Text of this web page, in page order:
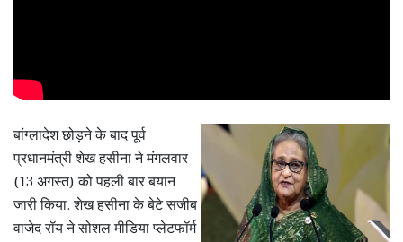
बांग्लादेश छोड़ने के बाद पूर्व
प्रधानमंत्री शेख हसीना ने मंगलवार
(13 अगस्त) को पहली बार बयान
जारी किया. शेख हसीना के बेटे सजीब
वाजेद रॉय ने सोशल मीडिया प्लेटफॉर्म